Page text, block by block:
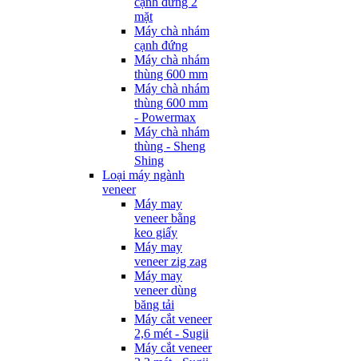
mặt
Máy chà nhám
cạnh đứng
Máy chà nhám
thùng 600 mm
Máy chà nhám
thùng 600 mm
- Powermax
Máy chà nhám
thùng - Sheng
Shing
Loại máy ngành
veneer
Máy may
veneer bằng
keo giấy
Máy may
veneer zig zag
Máy may
veneer dùng
băng tải
Máy cắt veneer
2,6 mét - Sugii
Máy cắt veneer